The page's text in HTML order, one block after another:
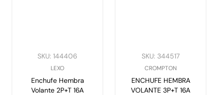
SKU: 144406
LEXO
Enchufe Hembra
Volante 2P+T 16A
SKU: 344517
CROMPTON
ENCHUFE HEMBRA
VOLANTE 3P+T 16A